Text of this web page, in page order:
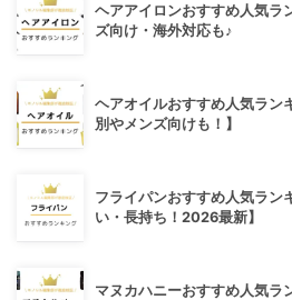
ヘアアイロンおすすめ人気ラ
ズ向け・海外対応も♪
ヘアオイルおすすめ人気ラン
別やメンズ向けも！】
フライパンおすすめ人気ラン
い・長持ち！2026最新】
マヌカハニーおすすめ人気ラ